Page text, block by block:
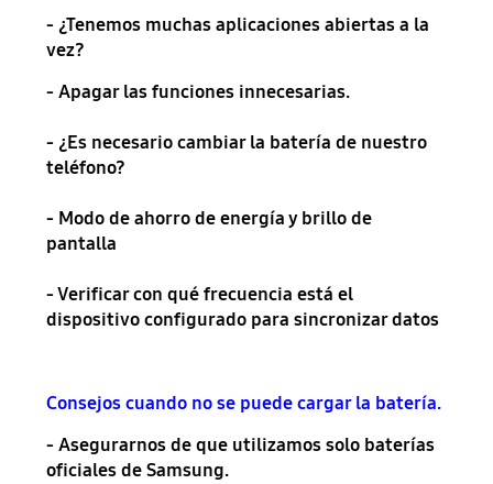
- ¿Tenemos muchas aplicaciones abiertas a la
vez?
- Apagar las funciones innecesarias.
- ¿Es necesario cambiar la batería de nuestro
teléfono?
- Modo de ahorro de energía y brillo de
pantalla
- Verificar con qué frecuencia está el
dispositivo configurado para sincronizar datos
Consejos cuando no se puede cargar la batería.
- Asegurarnos de que utilizamos solo baterías
oficiales de Samsung.